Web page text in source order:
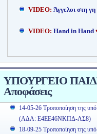
VIDEO: Άγγελοι στη γη
VIDEO: Hand in Hand
ΥΠΟΥΡΓΕΙΟ
Αποφάσεις
14-05-26 Τροποποίηση της
(ΑΔΑ: Ε4ΕΕ46ΝΚΠΔ-ΛΣ8)
18-09-25 Τροποποίηση της